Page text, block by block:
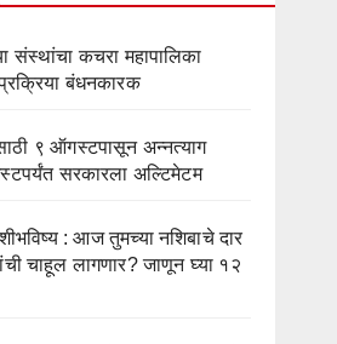
कचरा महापालिका
बंधनकारक
९ ऑगस्टपासून अन्नत्याग
सरकारला अल्टिमेटम
: आज तुमच्या नशिबाचे दार
चाहूल लागणार? जाणून घ्या १२